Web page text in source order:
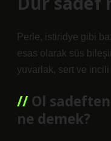
Perle, istiridye gibi
esas olarak süs
yuvarlak, sert ve
Ol
ne demek?